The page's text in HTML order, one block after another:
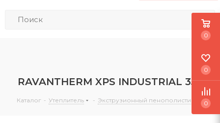
RAVANTHERM XPS INDUSTRIAL 350
Каталог - Утеплитель - Экструзионный пенополистирол
0
0
0